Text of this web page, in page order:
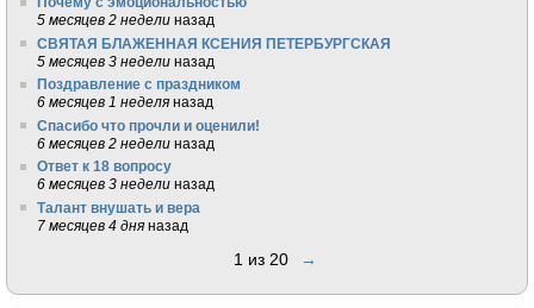
5 месяцев 2 недели назад
СВЯТАЯ БЛАЖЕННАЯ КСЕНИЯ ПЕТЕРБУРГСКАЯ
5 месяцев 3 недели назад
Поздравление с праздником
6 месяцев 1 неделя назад
Спасибо что прочли и оценили!
6 месяцев 2 недели назад
Ответ к 18 вопросу
6 месяцев 3 недели назад
Талант внушать и вера
7 месяцев 4 дня назад
1 из 20 →